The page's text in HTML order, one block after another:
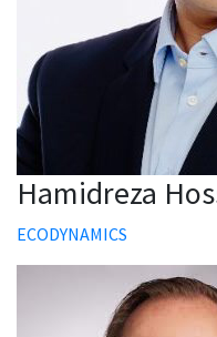
Hamidreza
ECODYNAMICS